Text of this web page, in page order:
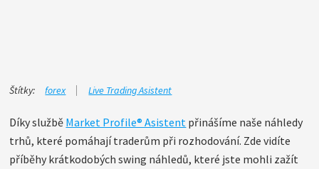
Štítky: forex Live Trading Asistent
Díky službě Market Profile® Asistent přinášíme naše náhledy
trhů, které pomáhají traderům při rozhodování. Zde vidíte
příběhy krátkodobých swing náhledů, které jste mohli zažít